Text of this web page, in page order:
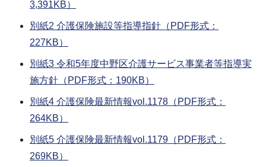
3,391KB）
別紙2 介護保険施設等指導指針（PDF形式：
227KB）
別紙3 令和5年度中野区介護サービス事業者等指導実
施方針（PDF形式：190KB）
別紙4 介護保険最新情報vol.1178（PDF形式：
264KB）
別紙5 介護保険最新情報vol.1179（PDF形式：
269KB）